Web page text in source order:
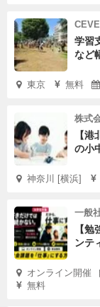
学習
など
東京 無料
株式
【
の小
神奈川 [横浜]
一般
【
ンテ
オンライン開催
無料